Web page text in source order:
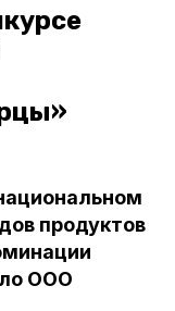
продуктов
ООО